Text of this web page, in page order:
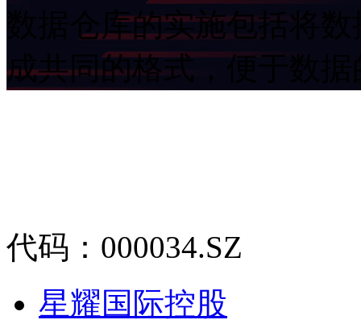
数据仓库的实施包括将
成共同的格式，便于数
代码：000034.SZ
星耀国际控股